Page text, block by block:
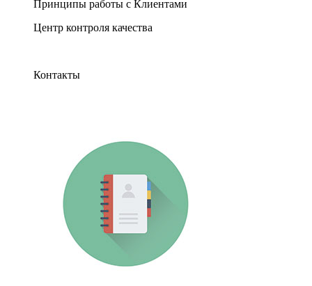
Принципы работы с Клиентами
Центр контроля качества
Контакты